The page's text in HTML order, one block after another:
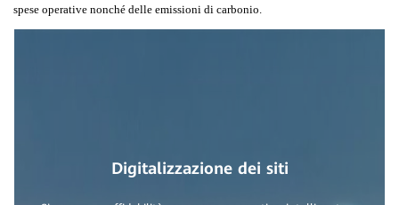
spese operative nonché delle emissioni di carbonio.
Digitalizzazione dei siti